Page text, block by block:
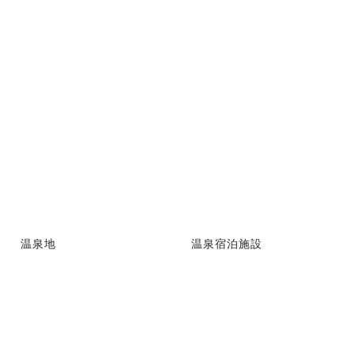
温泉地 温泉宿泊施設